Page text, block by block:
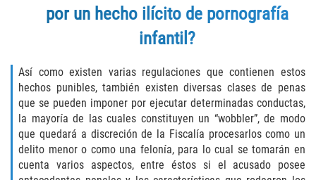
Merodear Para Cometer Prostitución
Penetración Sexual Forzada
Pornografía Infantil
Prostitución y Solicitación
Violación Estatutaria
por un hecho ilícito de pornografía
infantil?
Así como existen varias regulaciones que contienen estos
hechos punibles, también existen diversas clases de penas
que se pueden imponer por ejecutar determinadas conductas,
la mayoría de las cuales constituyen un “wobbler”, de modo
que quedará a discreción de la Fiscalía procesarlos como un
delito menor o como una felonía, para lo cual se tomarán en
cuenta varios aspectos, entre éstos si el acusado posee